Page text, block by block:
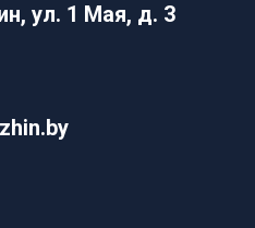
ул. 1 Мая, д. 3